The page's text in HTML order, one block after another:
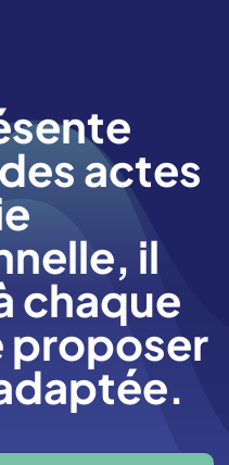
actes
il
chaque
proposer